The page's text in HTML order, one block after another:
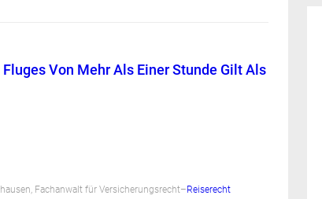
Von Mehr Als Einer Stunde Gilt Als
Fachanwalt für Versicherungsrecht–Reiserecht